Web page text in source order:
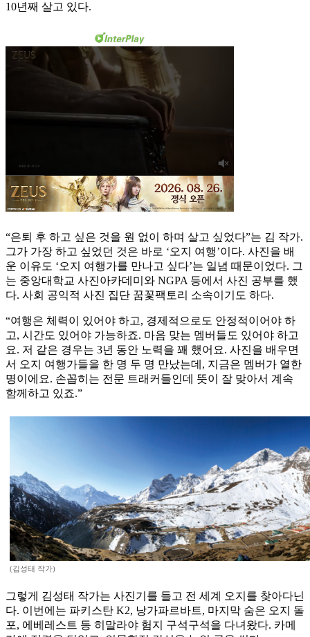
10년째 살고 있다.
“은퇴 후 하고 싶은 것을 원 없이 하며 살고 싶었다”는 김 작가.
그가 가장 하고 싶었던 것은 바로 ‘오지 여행’이다. 사진을 배
운 이유도 ‘오지 여행가를 만나고 싶다’는 일념 때문이었다. 그
는 중앙대학교 사진아카데미와 NGPA 등에서 사진 공부를 했
다. 사회 공익적 사진 집단 꿈꽃팩토리 소속이기도 하다.
“여행은 체력이 있어야 하고, 경제적으로도 안정적이어야 하
고, 시간도 있어야 가능하죠. 마음 맞는 멤버들도 있어야 하고
요. 저 같은 경우는 3년 동안 노력을 꽤 했어요. 사진을 배우면
서 오지 여행가들을 한 명 두 명 만났는데, 지금은 멤버가 열한
명이에요. 손꼽히는 전문 트래커들인데 뜻이 잘 맞아서 계속
함께하고 있죠.”
(김성태 작가)
그렇게 김성태 작가는 사진기를 들고 전 세계 오지를 찾아다닌
다. 이번에는 파키스탄 K2, 낭가파르바트, 마지막 숨은 오지 돌
포, 에베레스트 등 히말라야 험지 구석구석을 다녀왔다. 카메